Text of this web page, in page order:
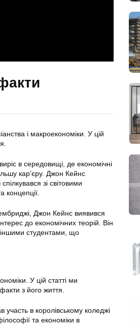
і макроекономіки. У цій
в середовищі, де економічні
кар’єру. Джон Кейнс
зі світовими
концепції.
Джон Кейнс виявився
до економічних теорій. Він
іншими студентами, що
У цій статті ми
з його життя.
в королівському коледжі
та економіки в